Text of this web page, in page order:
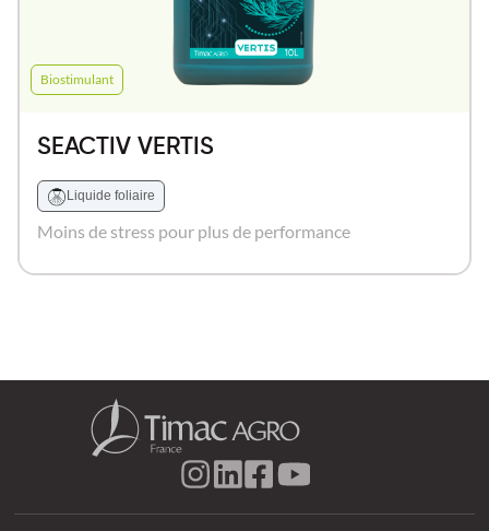
Biostimulant
SEACTIV VERTIS
Liquide foliaire
Moins de stress pour plus de performance